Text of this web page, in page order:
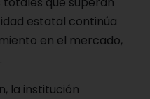
estatal continúa
en el mercado,
la institución